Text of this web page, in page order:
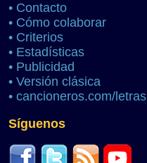
• Contacto
• Cómo colaborar
• Criterios
• Estadísticas
• Publicidad
• Versión clásica
• cancioneros.com/letras
Síguenos